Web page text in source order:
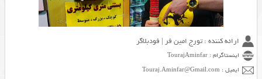
ارائه کننده : تورج امین فر | فودبلاگر
اینستاگرام : TourajAminfar
ایمیل : Touraj.Aminfar@Gmail.com